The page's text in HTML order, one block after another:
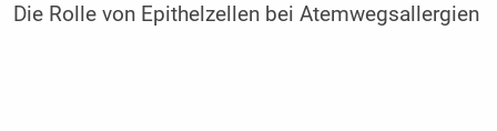
Die Rolle von Epithelzellen bei Atemwegsallergien